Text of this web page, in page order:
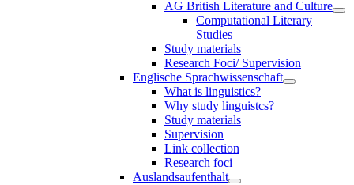
AG British Literature and Culture
Computational Literary
Studies
Study materials
Research Foci/ Supervision
Englische Sprachwissenschaft
What is linguistics?
Why study linguistcs?
Study materials
Supervision
Link collection
Research foci
Auslandsaufenthalt